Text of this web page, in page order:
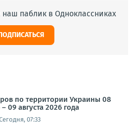
паблик в Одноклассниках
по территории Украины 08
– 09 августа 2026 года
07:33